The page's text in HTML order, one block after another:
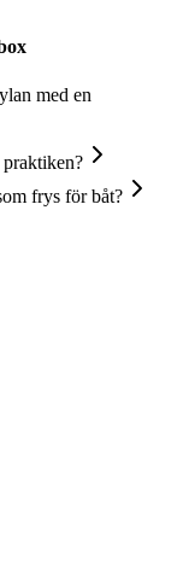
med en
frys för båt?